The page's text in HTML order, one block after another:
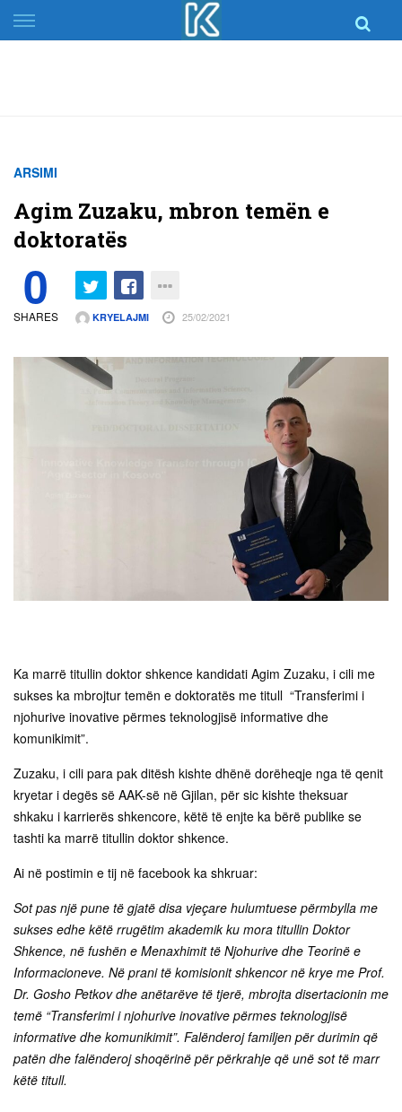
Skip
to
ARSIMI
Agim Zuzaku, mbron temën e
doktoratës
0
SHARES KRYELAJMI 25/02/2021
Ka marrë titullin doktor shkence kandidati Agim Zuzaku, i cili me
sukses ka mbrojtur temën e doktoratës me titull “Transferimi i
njohurive inovative përmes teknologjisë informative dhe
komunikimit”.
Zuzaku, i cili para pak ditësh kishte dhënë dorëheqje nga të qenit
kryetar i degës së AAK-së në Gjilan, për sic kishte theksuar
shkaku i karrierës shkencore, këtë të enjte ka bërë publike se
tashti ka marrë titullin doktor shkence.
Ai në postimin e tij në facebook ka shkruar:
Sot pas një pune të gjatë disa vjeçare hulumtuese përmbylla me
sukses edhe këtë rrugëtim akademik ku mora titullin Doktor
Shkence, në fushën e Menaxhimit të Njohurive dhe Teorinë e
Informacioneve. Në prani të komisionit shkencor në krye me Prof.
Dr. Gosho Petkov dhe anëtarëve të tjerë, mbrojta disertacionin me
temë “Transferimi i njohurive inovative përmes teknologjisë
informative dhe komunikimit”. Falënderoj familjen për durimin që
patën dhe falënderoj shoqërinë për përkrahje që unë sot të marr
këtë titull.